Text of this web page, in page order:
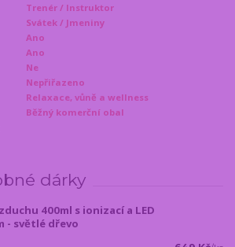
Trenér / Instruktor
Svátek / Jmeniny
Ano
Ano
Ne
Nepřiřazeno
Relaxace, vůně a wellness
Běžný komerční obal
dárky
400ml s ionizací a LED
- světlé dřevo